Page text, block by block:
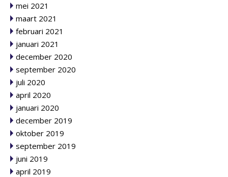
mei 2021
maart 2021
februari 2021
januari 2021
december 2020
september 2020
juli 2020
april 2020
januari 2020
december 2019
oktober 2019
september 2019
juni 2019
april 2019